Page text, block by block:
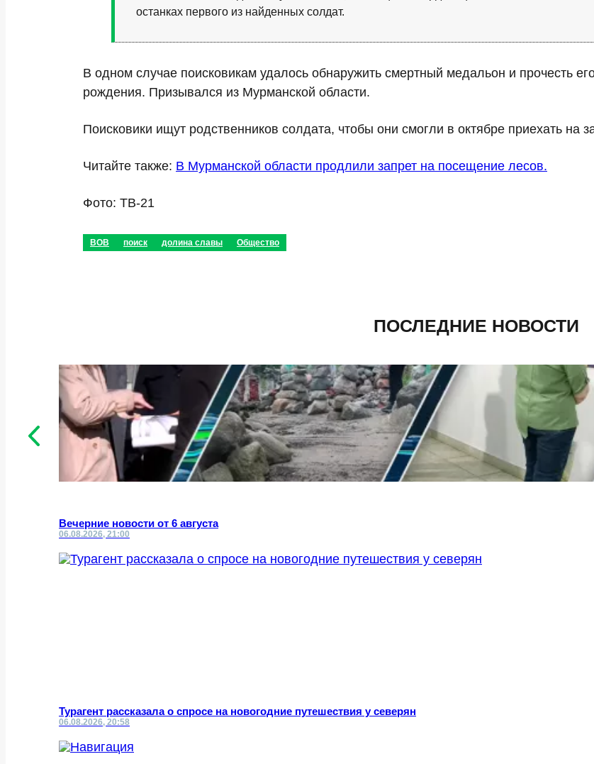
останках первого из найденных солдат.
В одном случае поисковикам удалось обнаружить смертный медальон и прочесть
рождения. Призывался из Мурманской области.
Поисковики ищут родственников солдата, чтобы они смогли в октябре приехать на
Читайте также: В Мурманской области продлили запрет на посещение лесов.
Фото: ТВ-21
ВОВ поиск долина славы Общество
ПОСЛЕДНИЕ НОВОСТИ
Вечерние новости от 6 августа
06.08.2026, 21:00
Турагент рассказала о спросе на новогодние путешествия у северян
06.08.2026, 20:58